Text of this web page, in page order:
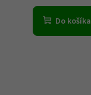
Do košíka